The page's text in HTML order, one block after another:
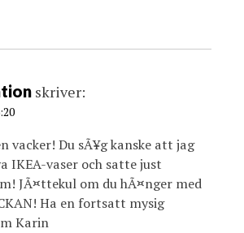
skriver:
vacker! Du sÃ¥g kanske att jag
IKEA-vaser och satte just
JÃ¤ttekul om du hÃ¤nger med
Ha en fortsatt mysig
Karin